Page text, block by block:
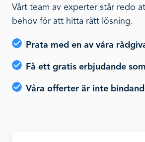
Vårt team av experter står redo
behov för att hitta rätt lösning.
Prata med en av våra
Få ett gratis erbjudande
Våra offerter är inte